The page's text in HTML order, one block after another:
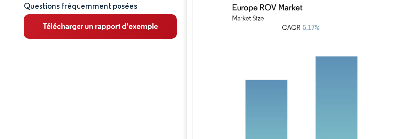
Analyse du marché
Tendances et perspectives
Questions fréquemment posées
Image © Mordor Intelligence. La